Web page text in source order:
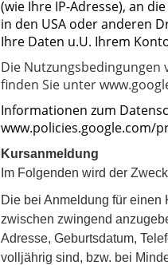
(wie Ihre IP-Adresse), an
in den USA oder anderen
Ihre Daten u.U. Ihrem
Die Nutzungsbedingungen
finden Sie unter
Informationen zum
www.policies.google.com/
Kursanmeldung
Im Folgenden wird der
Die bei Anmeldung für einen
zwischen zwingend
Adresse, Geburtsdatum,
volljährig sind, bzw. bei